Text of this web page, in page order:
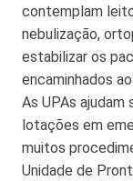
contemplam
nebulização,
estabilizar os
encaminhados
As UPAs ajudam
lotações em
muitos
Unidade de